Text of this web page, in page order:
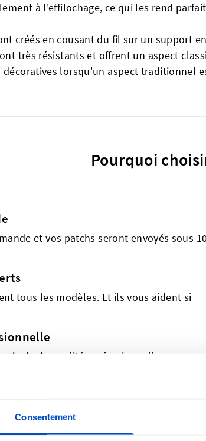
Consentement
à l'effilochage, ce qui les rend
créés en cousant du fil sur un support
très résistants et offrent un aspect
décoratives lorsqu'un aspect traditionnel
Pourquoi
et vos patchs seront envoyés sous
tous les modèles. Et ils vous aident si
de qualité professionnelle
Nos clients